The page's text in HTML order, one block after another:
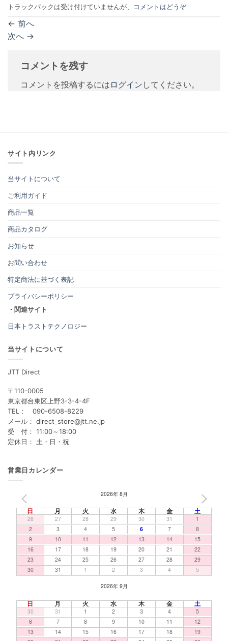
トラックバックは受け付けていませんが、 コメントはどうぞ
← 前へ
次へ →
コメントを残す
コメントを投稿するには ログイン してください。
サイト内リンク
当サイトについて
ご利用ガイド
商品一覧
商品カタログ
お知らせ
お問い合わせ
特定商法に基づく表記
プライバシーポリシー
・関連サイト
日本トラストテクノロジー
当サイトについて
JTT Direct
〒110-0005
東京都台東区上野3-3-4-4F
TEL： 090-6508-8229
メール： direct_store@jtt.ne.jp
受 付： 11:00～18:00
定休日： 土・日・祝
営業日カレンダー
2026年 8月
日 月 火 水 木 金 土
26 27 28 29 30 31
1
2
3 4 5 6 7
8
9
10 11 12 13 14
15
16
17 18 19 20 21
22
23
24 25 26 27 28
29
30
31 1 2 3 4 5
2026年 9月
日 月 火 水 木 金 土
30 31 1 2 3 4
5
6
7 8 9 10 11
12
13
14 15 16 17 18
19